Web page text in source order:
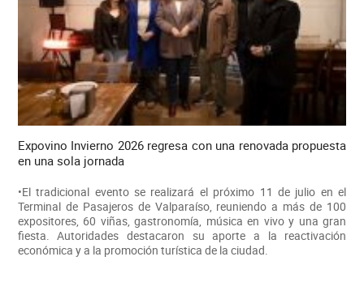
Expovino Invierno 2026 regresa con una renovada propuesta
en una sola jornada
•El tradicional evento se realizará el próximo 11 de julio en el
Terminal de Pasajeros de Valparaíso, reuniendo a más de 100
expositores, 60 viñas, gastronomía, música en vivo y una gran
fiesta. Autoridades destacaron su aporte a la reactivación
económica y a la promoción turística de la ciudad.